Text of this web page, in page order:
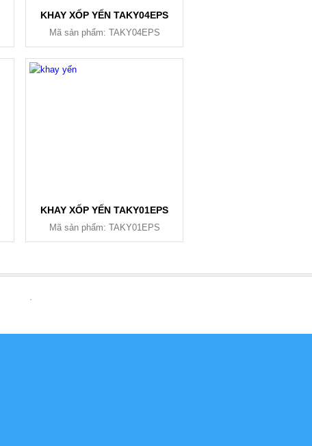
KHAY XỐP YẾN TAKY04EPS
Mã sản phẩm: TAKY04EPS
KHAY XỐP YẾN TAKY01EPS
Mã sản phẩm: TAKY01EPS